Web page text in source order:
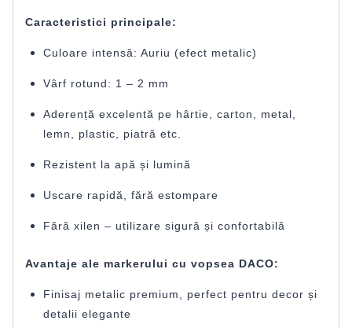
Caracteristici principale:
Culoare intensă: Auriu (efect metalic)
Vârf rotund: 1 – 2 mm
Aderență excelentă pe hârtie, carton, metal,
lemn, plastic, piatră etc.
Rezistent la apă și lumină
Uscare rapidă, fără estompare
Fără xilen – utilizare sigură și confortabilă
Avantaje ale markerului cu vopsea DACO:
Finisaj metalic premium, perfect pentru decor și
detalii elegante